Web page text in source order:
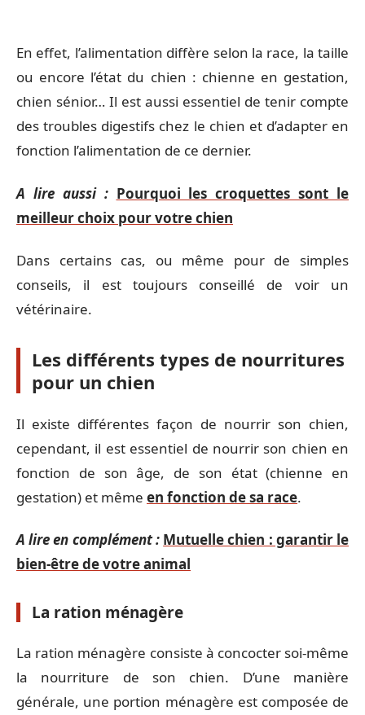
En effet, l’alimentation diffère selon la race, la taille
ou encore l’état du chien : chienne en gestation,
chien sénior… Il est aussi essentiel de tenir compte
des troubles digestifs chez le chien et d’adapter en
fonction l’alimentation de ce dernier.
A lire aussi : Pourquoi les croquettes sont le
meilleur choix pour votre chien
Dans certains cas, ou même pour de simples
conseils, il est toujours conseillé de voir un
vétérinaire.
Les différents types de nourritures
pour un chien
Il existe différentes façon de nourrir son chien,
cependant, il est essentiel de nourrir son chien en
fonction de son âge, de son état (chienne en
gestation) et même en fonction de sa race.
A lire en complément : Mutuelle chien : garantir le
bien-être de votre animal
La ration ménagère
La ration ménagère consiste à concocter soi-même
la nourriture de son chien. D’une manière
générale, une portion ménagère est composée de